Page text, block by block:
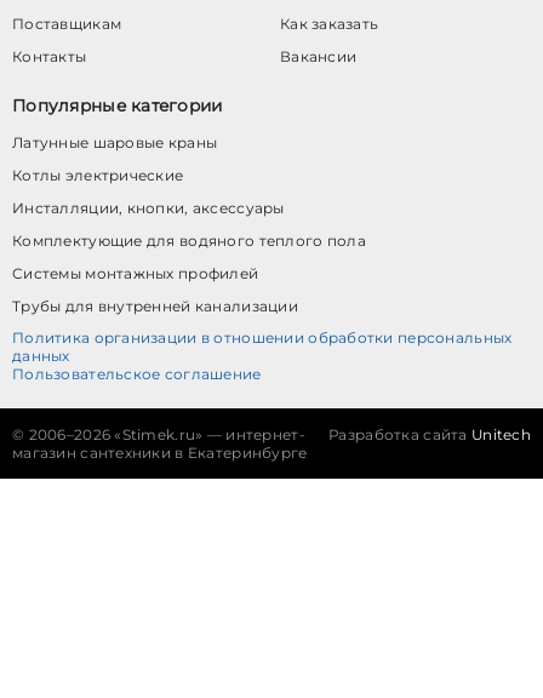
Поставщикам
Контакты
Как заказать
Вакансии
Популярные категории
Латунные шаровые краны
Котлы электрические
Инсталляции, кнопки, аксессуары
Комплектующие для водяного теплого пола
Системы монтажных профилей
Трубы для внутренней канализации
Политика организации в отношении обработки персональных
данных
Пользовательское соглашение
© 2006–2026 «Stimek.ru» — интернет-
магазин сантехники в Екатеринбурге
Разработка сайта Unitech